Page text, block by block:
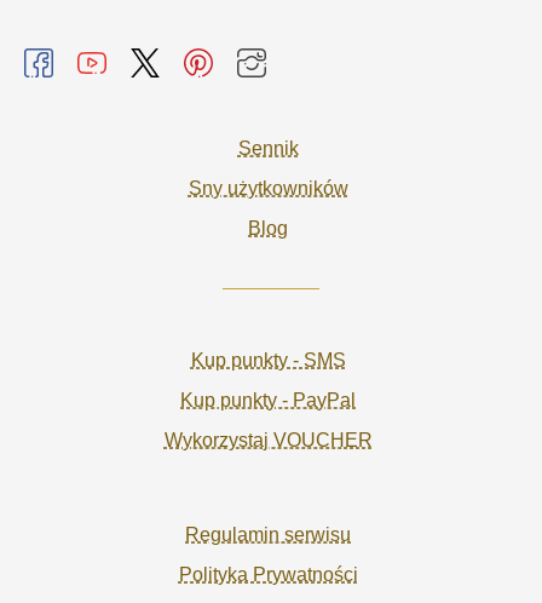
Sennik
Sny użytkowników
Blog
Kup punkty - SMS
Kup punkty - PayPal
Wykorzystaj VOUCHER
Regulamin serwisu
Polityka Prywatności